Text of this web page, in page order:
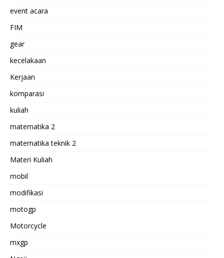
event acara
FIM
gear
kecelakaan
Kerjaan
komparasi
kuliah
matematika 2
matematika teknik 2
Materi Kuliah
mobil
modifikasi
motogp
Motorcycle
mxgp